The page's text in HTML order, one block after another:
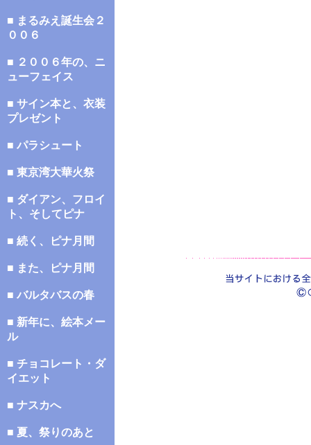
■ まるみえ誕生会２
００６
■ ２００６年の、ニ
ューフェイス
■ サイン本と、衣装
プレゼント
■ パラシュート
■ 東京湾大華火祭
■ ダイアン、フロイ
ト、そしてピナ
■ 続く、ピナ月間
■ また、ピナ月間
■ バルタバスの春
■ 新年に、絵本メー
ル
■ チョコレート・ダ
イエット
■ ナスカへ
■ 夏、祭りのあと